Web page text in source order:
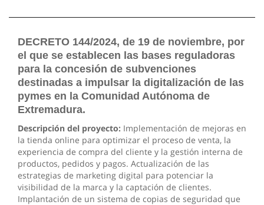
DECRETO 144/2024, de 19 de noviembre, por
el que se establecen las bases reguladoras
para la concesión de subvenciones
destinadas a impulsar la digitalización de las
pymes en la Comunidad Autónoma de
Extremadura.
Descripción del proyecto: Implementación de mejoras en
la tienda online para optimizar el proceso de venta, la
experiencia de compra del cliente y la gestión interna de
productos, pedidos y pagos. Actualización de las
estrategias de marketing digital para potenciar la
visibilidad de la marca y la captación de clientes.
Implantación de un sistema de copias de seguridad que